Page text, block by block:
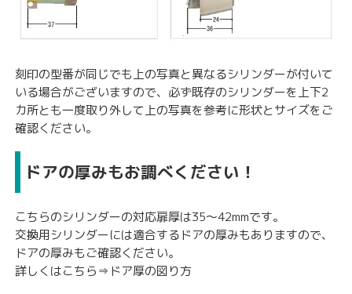
刻印の型番が同じでも上の写真と異なるシリンダーが付いて
いる場合がございますので、必ず既存のシリンダーを上下2
カ所とも一度取り外して上の写真を参考に形状とサイズをご
確認ください。
ドアの厚みもお調べください！
こちらのシリンダーの対応扉厚は35〜42mmです。
交換用シリンダーには適合するドアの厚みもありますので、
ドアの厚みもご確認ください。
詳しくはこちら⇒ ドア厚の図り方